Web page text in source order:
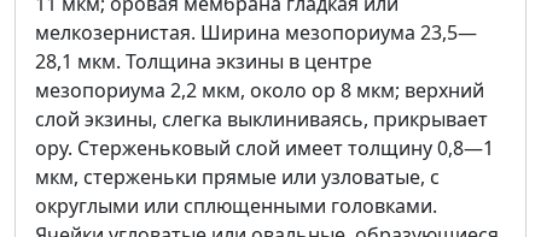
мелкозернистая. Ширина мезопориума 23,5—
28,1 мкм. Толщина экзины в центре
мезопориума 2,2 мкм, около ор 8 мкм; верхний
слой экзины, слегка выклиниваясь, прикрывает
ору. Стерженьковый слой имеет толщину 0,8—1
мкм, стерженьки прямые или узловатые, с
округлыми или сплющенными головками.